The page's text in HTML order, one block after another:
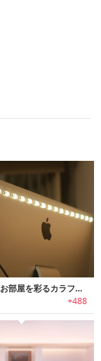
SmartFX｜お部屋を彩るカラフルLEDストリップ
+488